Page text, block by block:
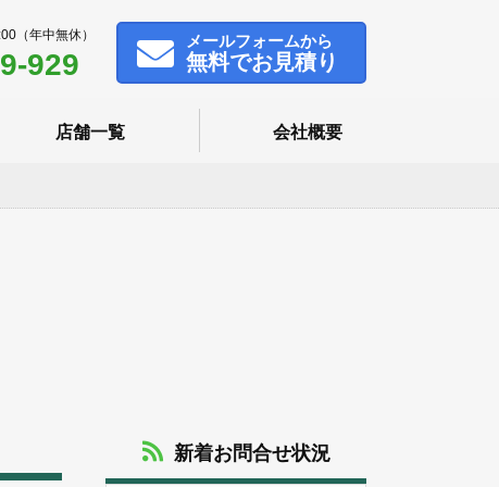
（年中無休）
929
メールフォームから
無料でお見積り
店舗一覧 会社概要
新着お問合せ状況